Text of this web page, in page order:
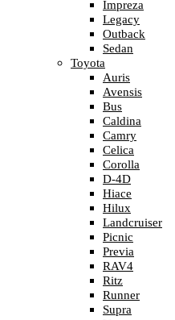
Impreza
Legacy
Outback
Sedan
Toyota
Auris
Avensis
Bus
Caldina
Camry
Celica
Corolla
D-4D
Hiace
Hilux
Landcruiser
Picnic
Previa
RAV4
Ritz
Runner
Supra